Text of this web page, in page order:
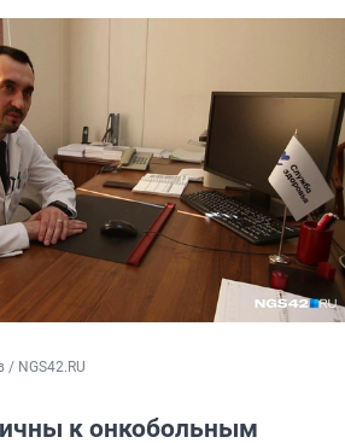
NGS42.RU
к онкобольным